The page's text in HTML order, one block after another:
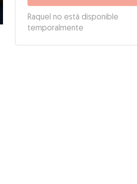
Raquel no está disponible
temporalmente